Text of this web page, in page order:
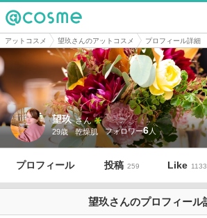
@cosme
アットコスメ 望玖さんのアットコスメ プロフィール詳細
望玖 さん
29歳 乾燥肌 6
プロフィール 投稿 259 Like 1133
望玖さんのプロフィール